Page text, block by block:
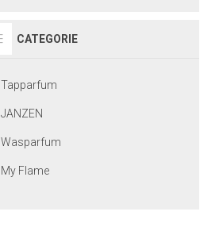
CATEGORIE
Tapparfum
JANZEN
Wasparfum
My Flame